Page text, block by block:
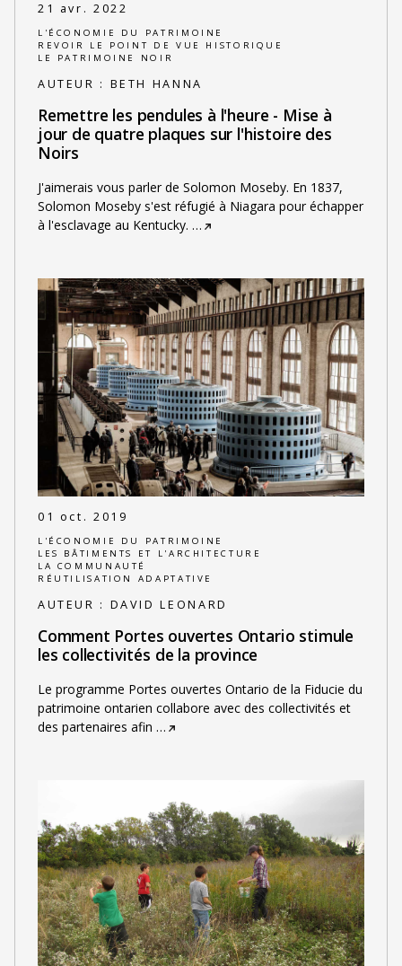
21 avr. 2022
L'ÉCONOMIE DU PATRIMOINE
REVOIR LE POINT DE VUE HISTORIQUE
LE PATRIMOINE NOIR
AUTEUR : BETH HANNA
Remettre les pendules à l'heure - Mise à
jour de quatre plaques sur l'histoire des
Noirs
J'aimerais vous parler de Solomon Moseby. En 1837,
Solomon Moseby s'est réfugié à Niagara pour échapper
à l'esclavage au Kentucky. …
01 oct. 2019
L'ÉCONOMIE DU PATRIMOINE
LES BÂTIMENTS ET L'ARCHITECTURE
LA COMMUNAUTÉ
RÉUTILISATION ADAPTATIVE
AUTEUR : DAVID LEONARD
Comment Portes ouvertes Ontario stimule
les collectivités de la province
Le programme Portes ouvertes Ontario de la Fiducie du
patrimoine ontarien collabore avec des collectivités et
des partenaires afin …